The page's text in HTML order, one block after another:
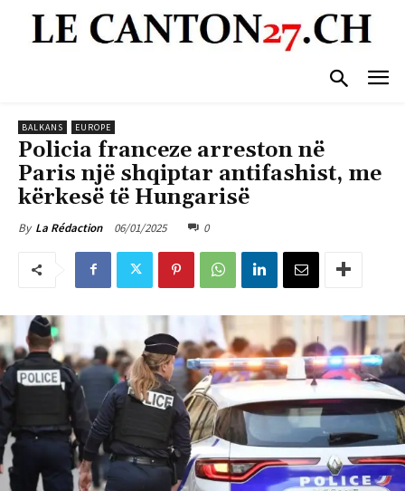
BALKANS EUROPE
Policia franceze arreston në
Paris një shqiptar antifashist, me
kërkesë të Hungarisë
By La Rédaction 06/01/2025 0